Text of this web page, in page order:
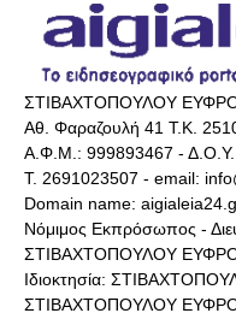
ΣΤΙΒΑΧΤΟΠΟΥΛΟΥ
Αθ. Φαραζουλή 41 Τ.Κ.
Α.Φ.Μ.: 999893467 - Δ.Ο.Υ.
Τ. 2691023507 - email:
Domain name:
Νόμιμος Εκπρόσωπος -
ΣΤΙΒΑΧΤΟΠΟΥΛΟΥ
Ιδιοκτησία:
ΣΤΙΒΑΧΤΟΠΟΥΛΟΥ